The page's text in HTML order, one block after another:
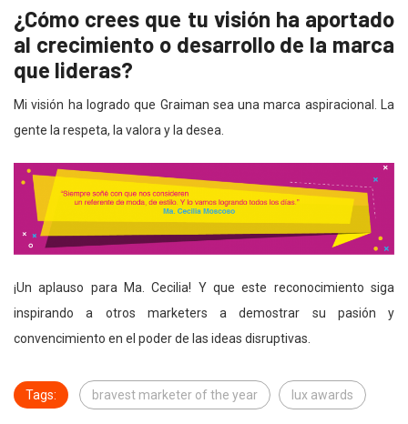
¿Cómo crees que tu visión ha aportado
al crecimiento o desarrollo de la marca
que lideras?
Mi visión ha logrado que Graiman sea una marca aspiracional. La
gente la respeta, la valora y la desea.
¡Un aplauso para Ma. Cecilia! Y que este reconocimiento siga
inspirando a otros marketers a demostrar su pasión y
convencimiento en el poder de las ideas disruptivas.
Tags: bravest marketer of the year lux awards